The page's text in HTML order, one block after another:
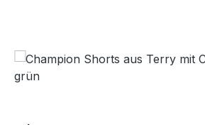
Bildergalerie überspringen